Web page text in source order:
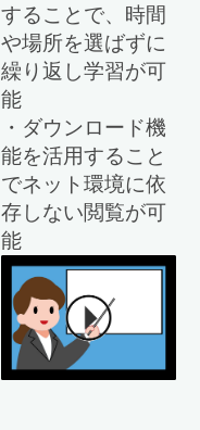
することで、時間
や場所を選ばずに
繰り返し学習が可
能
・ダウンロード機
能を活用すること
でネット環境に依
存しない閲覧が可
能